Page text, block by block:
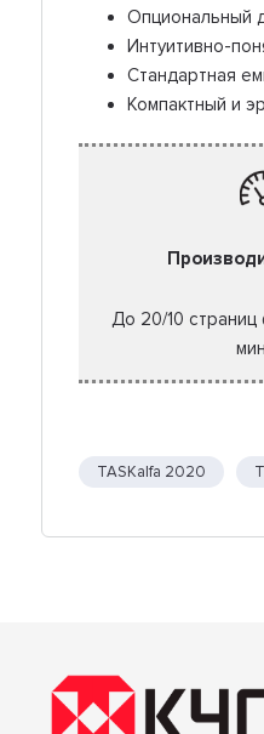
Опциональный
Интуитивно-
Стандартная
Компактный и
До 20/10
TASKalfa 2020